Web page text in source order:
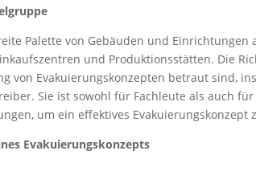
Palette von Gebäuden und
und Produktionsstätten. Die
von Evakuierungskonzepten betraut sind,
Sie ist sowohl für Fachleute als auch
um ein effektives Evakuierungskonzept
Evakuierungskonzepts